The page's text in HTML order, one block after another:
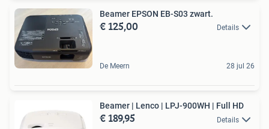
Beamer EPSON EB-S03 zwart.
€ 125,00 Details
De Meern 28 jul 26
Beamer | Lenco | LPJ-900WH | Full HD
€ 189,95 Details